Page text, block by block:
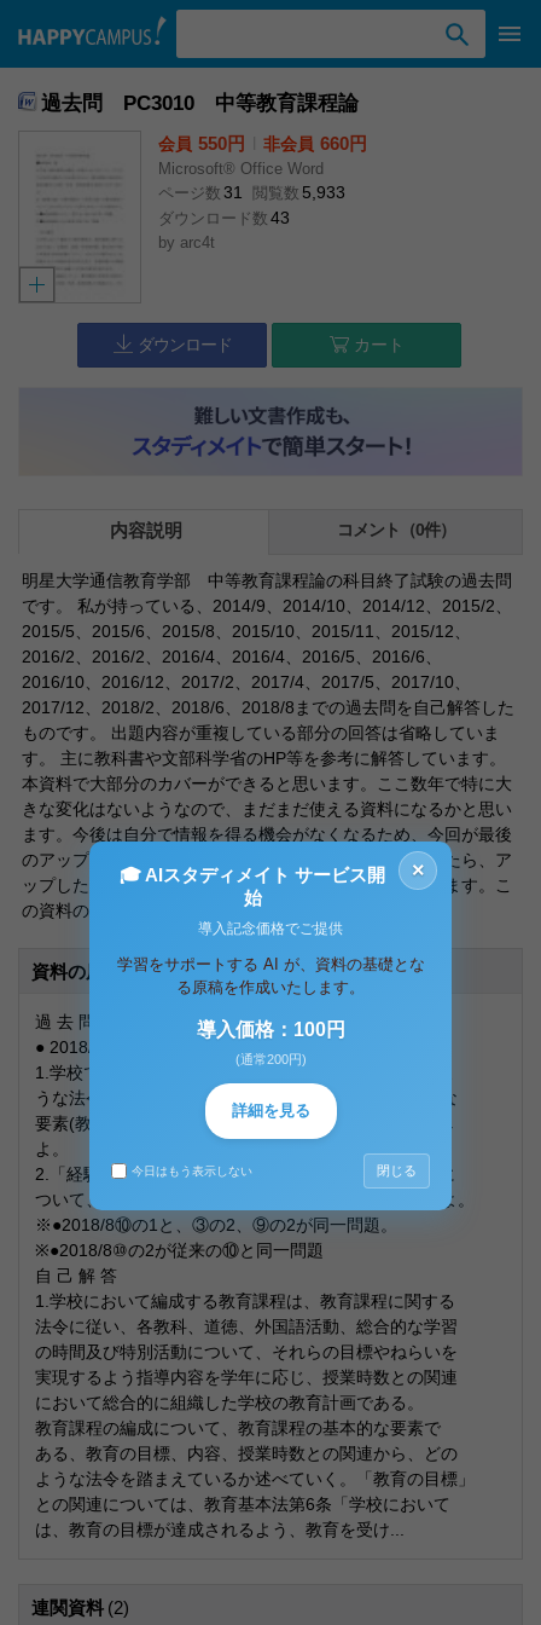
過去問 PC3010 中等教育課程論
会員 550円 非会員 660円
Microsoft® Office Word
ページ数 31 閲覧数 5,933
ダウンロード数 43
by arc4t
ダウンロード カート
内容説明 コメント（0件）
明星大学通信教育学部 中等教育課程論の科目終了試験の過去問
です。 私が持っている、2014/9、2014/10、2014/12、2015/2、
2015/5、2015/6、2015/8、2015/10、2015/11、2015/12、
2016/2、2016/2、2016/4、2016/4、2016/5、2016/6、
2016/10、2016/12、2017/2、2017/4、2017/5、2017/10、
2017/12、2018/2、2018/6、2018/8までの過去問を自己解答した
ものです。 出題内容が重複している部分の回答は省略していま
す。 主に教科書や文部科学省のHP等を参考に解答しています。
本資料で大部分のカバーができると思います。ここ数年で特に大
きな変化はないようなので、まだまだ使える資料になるかと思い
ます。今後は自分で情報を得る機会がなくなるため、今回が最後
のアップになると思います。新たな情報をいただきましたら、ア
ップしたいと思いますので、その際はよろしくお願いします。こ
の資料の傾向についての所感を最後尾につけています。
資料の原本内容
過 去 問 PC3010 中等教育課程論
● 2018/8 ⑩
1.学校で教育課程を編成・実施するに当たって、どのよ
うな法令を踏まえる必要があるか。教育課程の基本的な
要素(教育の目標、内容、授業時数)に留意しながら述べ
よ。
2.「経験主義」の教育課程と「系統主義」の教育課程に
ついて、それぞれどのような考え方をいうのか説明せよ。
※●2018/8⑩の1と、③の2、⑨の2が同一問題。
※●2018/8⑩の2が従来の⑩と同一問題
自 己 解 答
1.学校において編成する教育課程は、教育課程に関する
法令に従い、各教科、道徳、外国語活動、総合的な学習
の時間及び特別活動について、それらの目標やねらいを
実現するよう指導内容を学年に応じ、授業時数との関連
において総合的に組織した学校の教育計画である。
教育課程の編成について、教育課程の基本的な要素で
ある、教育の目標、内容、授業時数との関連から、どの
ような法令を踏まえているか述べていく。「教育の目標」
との関連については、教育基本法第6条「学校において
は、教育の目標が達成されるよう、教育を受け...
連関資料 (2)
×
🎓 AIスタディメイト サービス開
始
導入記念価格でご提供
学習をサポートする AI が、資料の基礎とな
る原稿を作成いたします。
導入価格：100円
(通常200円)
詳細を見る
今日はもう表示しない 閉じる